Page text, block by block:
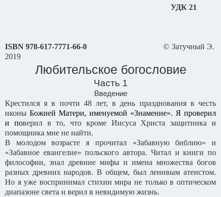
УДК 21
ISBN 978-617-7771-66-0© Затучный Э.
2019
Любительское богословие
Часть 1
Введение
Крестился я в почти 48 лет, в день празднования в честь
иконы Божией Матери, именуемой «Знамение». Я проверил
и поверил в то, что кроме Иисуса Христа защитника и
помощника мне не найти.
В молодом возрасте я прочитал «Забавную библию» и
«Забавное евангелие» польского автора. Читал и книги по
философии, знал древние мифы и имена множества богов
разных древних народов. В общем, был ленивым атеистом.
Но я уже воспринимал стихии мира не только в оптическом
диапазоне света и верил в невидимую жизнь.